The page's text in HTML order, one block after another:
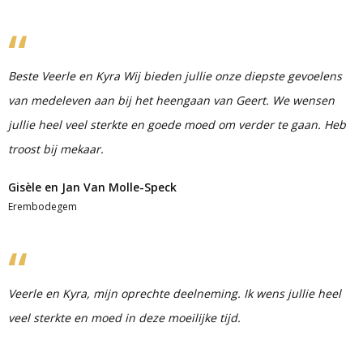
Beste Veerle en Kyra Wij bieden jullie onze diepste gevoelens
van medeleven aan bij het heengaan van Geert. We wensen
jullie heel veel sterkte en goede moed om verder te gaan. Heb
troost bij mekaar.
Gisèle en Jan Van Molle-Speck
Erembodegem
Veerle en Kyra, mijn oprechte deelneming. Ik wens jullie heel
veel sterkte en moed in deze moeilijke tijd.